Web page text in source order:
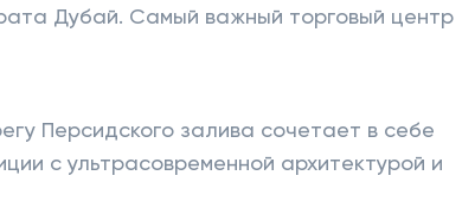
Дубай. Самый важный торговый центр
Персидского залива сочетает в себе
с ультрасовременной архитектурой и